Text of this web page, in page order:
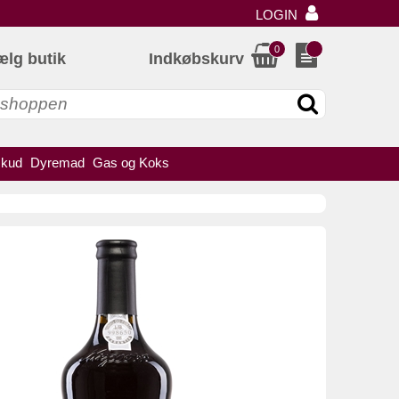
LOGIN
butik
Dyremad Gas og Koks
Indkøbskurv
0